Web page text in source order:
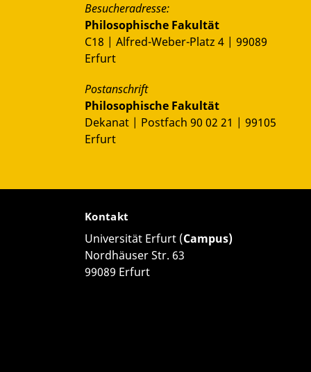
Besucheradresse:
Philosophische Fakultät
C18 | Alfred-Weber-Platz 4 | 99089
Erfurt
Postanschrift
Philosophische Fakultät
Dekanat | Postfach 90 02 21 | 99105
Erfurt
Kontakt
Universität Erfurt (Campus)
Nordhäuser Str. 63
99089 Erfurt